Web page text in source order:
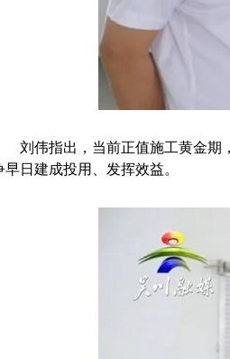
伟指出，当前正值施工黄金期，
早日建成投用、发挥效益。